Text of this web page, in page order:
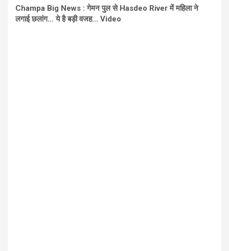
Champa Big News : गेमन पुल से Hasdeo River में महिला ने
लगाई छलांग… ये है बड़ी वजह… Video